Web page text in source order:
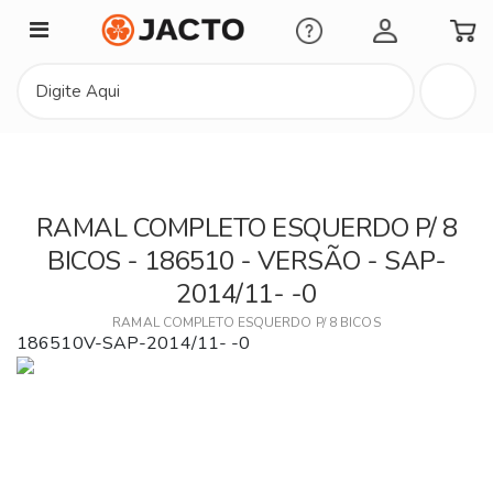
Minha Conta
RAMAL COMPLETO ESQUERDO P/ 8
BICOS - 186510 - VERSÃO - SAP-
2014/11- -0
RAMAL COMPLETO ESQUERDO P/ 8 BICOS
186510V-SAP-2014/11- -0